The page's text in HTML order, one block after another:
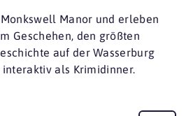
Manor und erleben
Geschehen, den größten
auf der Wasserburg
als Krimidinner.